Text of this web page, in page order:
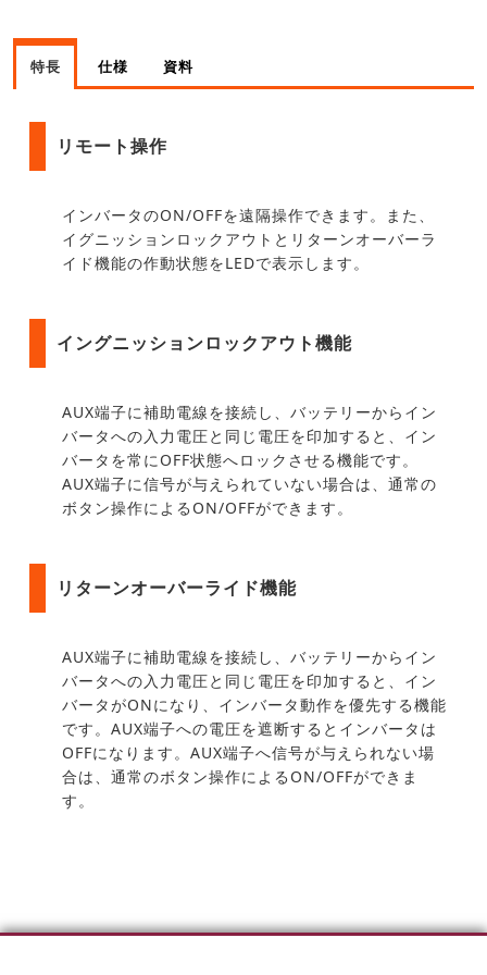
特長 仕様 資料
リモート操作
インバータのON/OFFを遠隔操作できます。また、
イグニッションロックアウトとリターンオーバーラ
イド機能の作動状態をLEDで表示します。
イングニッションロックアウト機能
AUX端子に補助電線を接続し、バッテリーからイン
バータへの入力電圧と同じ電圧を印加すると、イン
バータを常にOFF状態へロックさせる機能です。
AUX端子に信号が与えられていない場合は、通常の
ボタン操作によるON/OFFができます。
リターンオーバーライド機能
AUX端子に補助電線を接続し、バッテリーからイン
バータへの入力電圧と同じ電圧を印加すると、イン
バータがONになり、インバータ動作を優先する機能
です。AUX端子への電圧を遮断するとインバータは
OFFになります。AUX端子へ信号が与えられない場
合は、通常のボタン操作によるON/OFFができま
す。